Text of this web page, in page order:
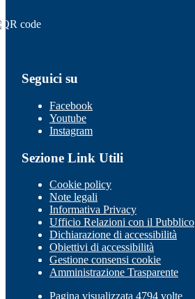
Seguici su
Facebook
Youtube
Instagram
Sezione Link Utili
Cookie policy
Note legali
Informativa Privacy
Ufficio Relazioni con il Pubblico
Dichiarazione di accessibilità
Obiettivi di accessibilità
Gestione consensi cookie
Amministrazione Trasparente
Pagina visualizzata 4794 volte